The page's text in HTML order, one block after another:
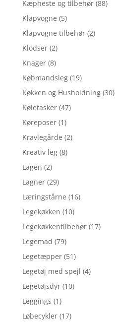
Kæpheste og tilbehør (88)
Klapvogne (5)
Klapvogne tilbehør (2)
Klodser (2)
Knager (8)
Købmandsleg (19)
Køkken og Husholdning (30)
Køletasker (47)
Køreposer (1)
Kravlegårde (2)
Kreativ leg (8)
Lagen (2)
Lagner (29)
Læringstårne (16)
Legekøkken (10)
Legekøkkentilbehør (17)
Legemad (79)
Legetæpper (51)
Legetøj med spejl (4)
Legetøjsdyr (10)
Leggings (1)
Løbecykler (17)